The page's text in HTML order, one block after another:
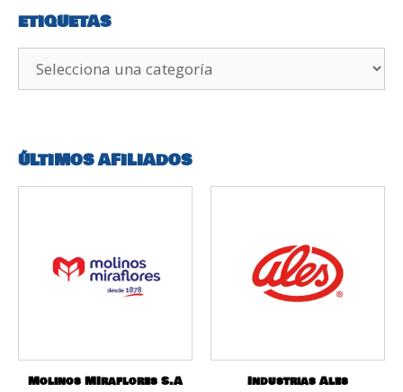
ETIQUETAS
ÚLTIMOS AFILIADOS
Molinos MIraflores S.A Industrias Ales